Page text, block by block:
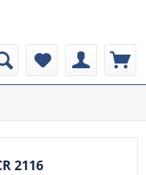
2116